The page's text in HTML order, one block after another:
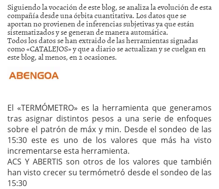
Siguiendo la vocación de este blog, se analiza la evolución de esta
compañía desde una órbita cuantitativa. Los datos que se
aportan no provienen de inferencias subjetivas ya que están
sistematizados y se generan de manera automática.
Todos los datos se han extraido de las herramientas signadas
como «CATALEJOS» y que a diario se actualizan y se cuelgan en
este blog, al menos, en 2 ocasiones.
El «TERMÓMETRO» es la herramienta que generamos
tras asignar distintos pesos a una serie de enfoques
sobre el patrón de máx y min. Desde el sondeo de las
15:30 este es uno de los valores que más ha visto
incrementarse esta herramienta.
ACS Y ABERTIS son otros de los valores que también
han visto crecer su termómetró desde el sondeo de las
15:30